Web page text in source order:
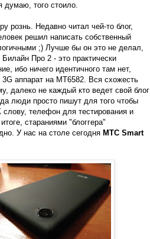
думаю, того стоило.
рознь. Недавно читал чей-то блог,
решил написать собственный
;) Лучше бы он это не делал,
Про 2 - это практически
ибо ничего идентичного там нет,
аппарат на MT6582. Вся схожесть
далеко не каждый кто ведет свой блог
люди просто пишут для того чтобы
слову, телефон для тестирования и
стараниями "блоггера"
У нас на столе сегодня МТС Smart